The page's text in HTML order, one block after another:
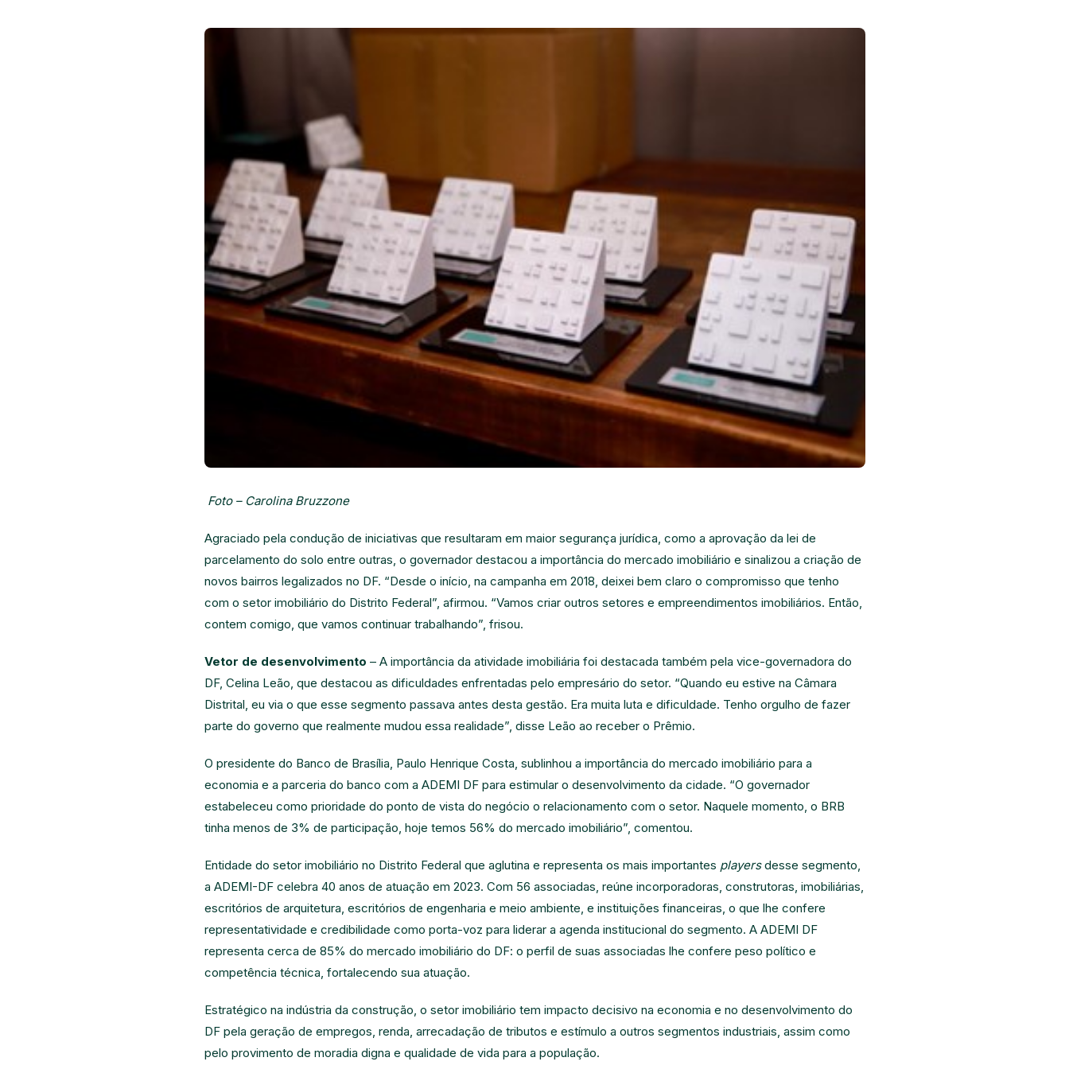
Foto – Carolina Bruzzone
Agraciado pela condução de iniciativas que resultaram em maior segurança jurídica, como a aprovação da lei de
parcelamento do solo entre outras, o governador destacou a importância do mercado imobiliário e sinalizou a criação de
novos bairros legalizados no DF. “Desde o início, na campanha em 2018, deixei bem claro o compromisso que tenho
com o setor imobiliário do Distrito Federal”, afirmou. “Vamos criar outros setores e empreendimentos imobiliários. Então,
contem comigo, que vamos continuar trabalhando”, frisou.
Vetor de desenvolvimento – A importância da atividade imobiliária foi destacada também pela vice-governadora do
DF, Celina Leão, que destacou as dificuldades enfrentadas pelo empresário do setor. “Quando eu estive na Câmara
Distrital, eu via o que esse segmento passava antes desta gestão. Era muita luta e dificuldade. Tenho orgulho de fazer
parte do governo que realmente mudou essa realidade”, disse Leão ao receber o Prêmio.
O presidente do Banco de Brasília, Paulo Henrique Costa, sublinhou a importância do mercado imobiliário para a
economia e a parceria do banco com a ADEMI DF para estimular o desenvolvimento da cidade. “O governador
estabeleceu como prioridade do ponto de vista do negócio o relacionamento com o setor. Naquele momento, o BRB
tinha menos de 3% de participação, hoje temos 56% do mercado imobiliário”, comentou.
Entidade do setor imobiliário no Distrito Federal que aglutina e representa os mais importantes playersdesse segmento,
a ADEMI-DF celebra 40 anos de atuação em 2023. Com 56 associadas, reúne incorporadoras, construtoras, imobiliárias,
escritórios de arquitetura, escritórios de engenharia e meio ambiente, e instituições financeiras, o que lhe confere
representatividade e credibilidade como porta-voz para liderar a agenda institucional do segmento. A ADEMI DF
representa cerca de 85% do mercado imobiliário do DF: o perfil de suas associadas lhe confere peso político e
competência técnica, fortalecendo sua atuação.
Estratégico na indústria da construção, o setor imobiliário tem impacto decisivo na economia e no desenvolvimento do
DF pela geração de empregos, renda, arrecadação de tributos e estímulo a outros segmentos industriais, assim como
pelo provimento de moradia digna e qualidade de vida para a população.